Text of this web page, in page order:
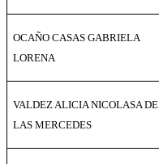
OCAÑO CASAS GABRIELA
LORENA
VALDEZ ALICIA NICOLASA DE
LAS MERCEDES